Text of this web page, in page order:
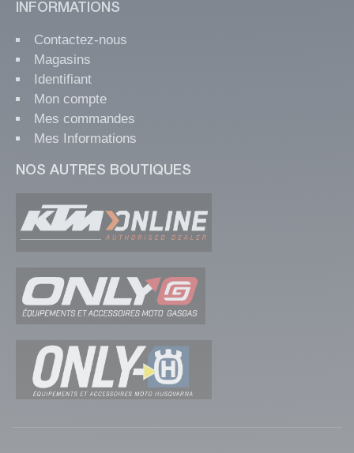
INFORMATIONS
Contactez-nous
Magasins
Identifiant
Mon compte
Mes commandes
Mes Informations
NOS AUTRES BOUTIQUES